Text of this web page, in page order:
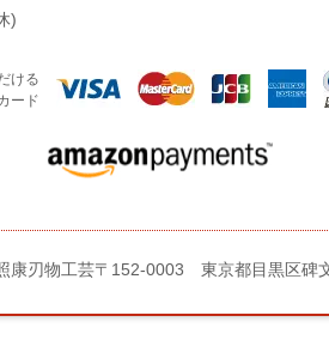
)
ける
ード
康刃物工芸〒152-0003 東京都目黒区碑